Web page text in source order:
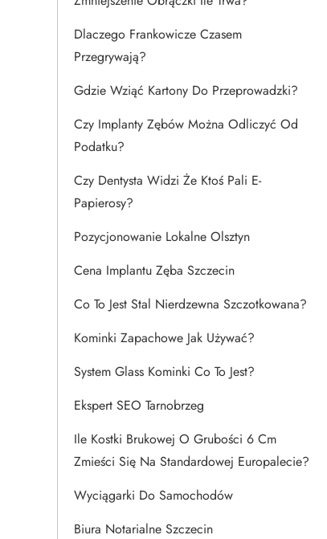
Dlaczego Frankowicze Czasem
Przegrywają?
Gdzie Wziąć Kartony Do Przeprowadzki?
Czy Implanty Zębów Można Odliczyć Od
Podatku?
Czy Dentysta Widzi Że Ktoś Pali E-
Papierosy?
Pozycjonowanie Lokalne Olsztyn
Cena Implantu Zęba Szczecin
Co To Jest Stal Nierdzewna Szczotkowana?
Kominki Zapachowe Jak Używać?
System Glass Kominki Co To Jest?
Ekspert SEO Tarnobrzeg
Ile Kostki Brukowej O Grubości 6 Cm
Zmieści Się Na Standardowej Europalecie?
Wyciągarki Do Samochodów
Biura Notarialne Szczecin